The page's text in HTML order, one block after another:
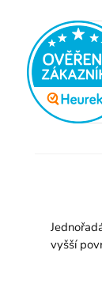
vyšší